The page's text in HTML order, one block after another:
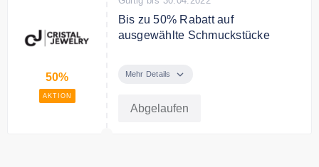
50%
AKTION
Bis zu 50% Rabatt auf
ausgewählte Schmuckstücke
ausgewählte Schmuckstücke bis
Mehr Details
Abgelaufen